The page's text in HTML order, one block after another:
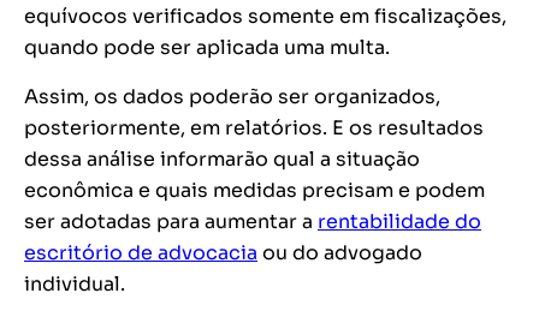
equívocos verificados somente em fiscalizações,
quando pode ser aplicada uma multa.
Assim, os dados poderão ser organizados,
posteriormente, em relatórios. E os resultados
dessa análise informarão qual a situação
econômica e quais medidas precisam e podem
ser adotadas para aumentar a rentabilidade do
escritório de advocacia ou do advogado
individual.